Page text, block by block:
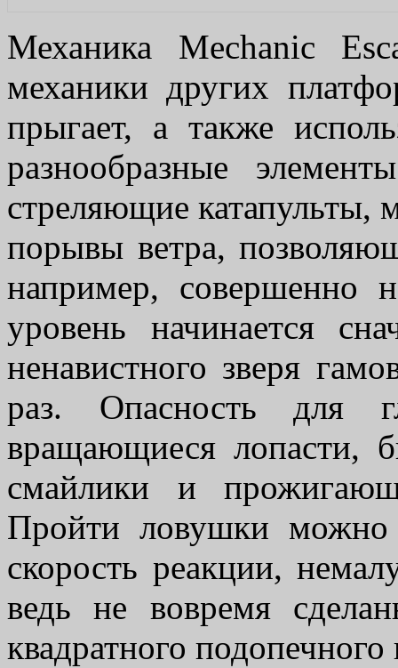
Механика Mechanic
механики других
прыгает, а также
разнообразные
стреляющие
порывы ветра,
например, совершенно
уровень начинается
ненавистного зверя
раз. Опасность для
вращающиеся лопасти,
смайлики и
Пройти ловушки можно
скорость реакции,
ведь не вовремя
квадратного